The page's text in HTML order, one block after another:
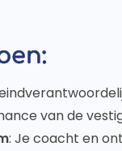
van de
: Je coacht en